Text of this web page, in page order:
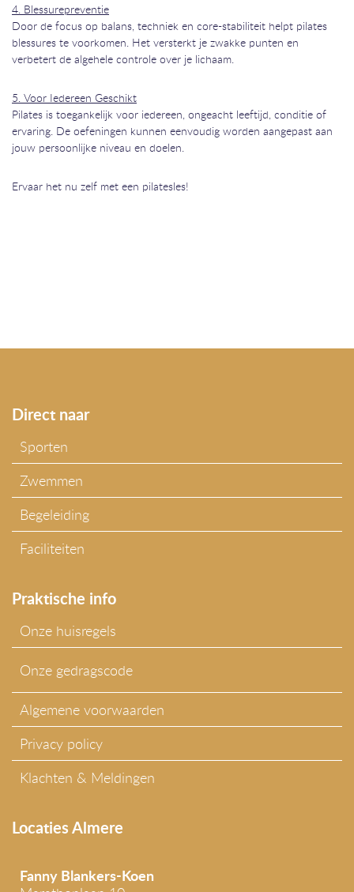
4. Blessurepreventie
Door de focus op balans, techniek en core-stabiliteit helpt pilates
blessures te voorkomen. Het versterkt je zwakke punten en
verbetert de algehele controle over je lichaam.
5. Voor Iedereen Geschikt
Pilates is toegankelijk voor iedereen, ongeacht leeftijd, conditie of
ervaring. De oefeningen kunnen eenvoudig worden aangepast aan
jouw persoonlijke niveau en doelen.
Ervaar het nu zelf met een pilatesles!
Direct naar
Sporten
Zwemmen
Begeleiding
Faciliteiten
Praktische info
Onze huisregels
Onze gedragscode
Algemene voorwaarden
Privacy policy
Klachten & Meldingen
Locaties Almere
Fanny Blankers-Koen